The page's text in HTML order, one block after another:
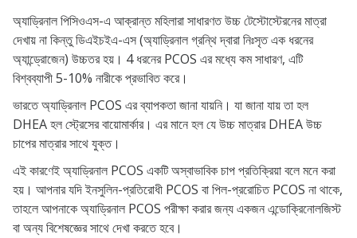
অ্যাড্রিনাল পিসিওএস-এ আক্রান্ত মহিলারা সাধারণত উচ্চ টেস্টোস্টেরনের মাত্রা
দেখায় না কিন্তু ডিএইচইএ-এস (অ্যাড্রিনাল গ্রন্থি দ্বারা নিঃসৃত এক ধরনের
অ্যান্ড্রোজেন) উচ্চতর হয়। 4 ধরনের PCOS এর মধ্যে কম সাধারণ, এটি
বিশ্বব্যাপী 5-10% নারীকে প্রভাবিত করে।
ভারতে অ্যাড্রিনাল PCOS এর ব্যাপকতা জানা যায়নি। যা জানা যায় তা হল
DHEA হল স্ট্রেসের বায়োমার্কার। এর মানে হল যে উচ্চ মাত্রার DHEA উচ্চ
চাপের মাত্রার সাথে যুক্ত।
এই কারণেই অ্যাড্রিনাল PCOS একটি অস্বাভাবিক চাপ প্রতিক্রিয়া বলে মনে করা
হয়। আপনার যদি ইনসুলিন-প্রতিরোধী PCOS বা পিল-প্ররোচিত PCOS না থাকে,
তাহলে আপনাকে অ্যাড্রিনাল PCOS পরীক্ষা করার জন্য একজন এন্ডোক্রিনোলজিস্ট
বা অন্য বিশেষজ্ঞের সাথে দেখা করতে হবে।